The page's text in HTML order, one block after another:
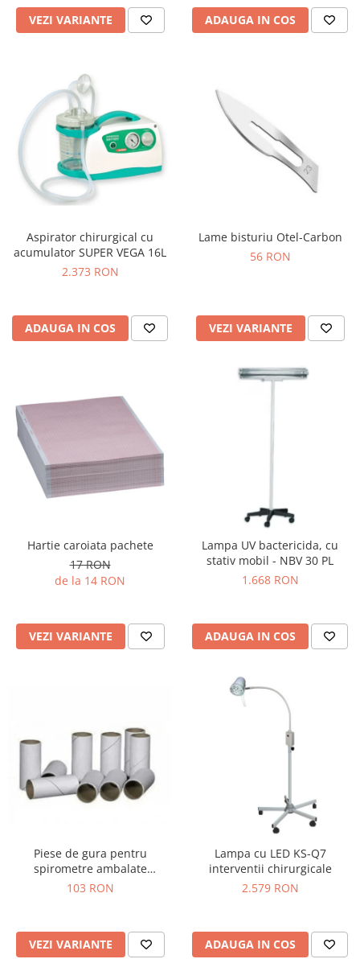
Lentile de diagnostic
Masini de sflefuit lentile
Mese chirurgicale oftalmologice
Mese operatii
Monitoare fetale
Monitoare pacient
Negatoscoape
OCT - Tomografe in coerenta
optica
Optotipuri, teste de vedere si
proiectoare de teste
Pulsoximetre
Sinoptofoare
Spirometre
Tensiometre si stetoscoape
Termometre
Tonometre
Truse de lentile si rame probe
Vizioteste
VET
VEZI VARIANTE ADAUGA IN COS
Aspirator chirurgical cu
acumulator SUPER VEGA 16L
2.373 RON
ADAUGA IN COS
Lame bisturiu Otel-Carbon
56 RON
VEZI VARIANTE
Hartie caroiata pachete
17 RON
de la 14 RON
VEZI VARIANTE
Lampa UV bactericida, cu
stativ mobil - NBV 30 PL
1.668 RON
ADAUGA IN COS
Piese de gura pentru
spirometre ambalate
individual
103 RON
VEZI VARIANTE
Lampa cu LED KS-Q7
interventii chirurgicale
2.579 RON
ADAUGA IN COS